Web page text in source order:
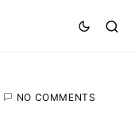
NO COMMENTS